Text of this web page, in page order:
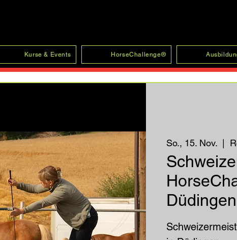
Kurse & Events HorseChallenge®
So., 15. Nov.
  |
Düdingen